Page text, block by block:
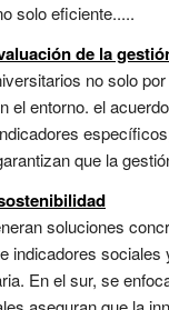
solo eficiente.....
de la
no solo
entorno. el
que la
soluciones
En el sur, se